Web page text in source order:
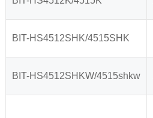
BIT-HS4512SHK/4515SHK
BIT-HS4512SHKW/4515shkw